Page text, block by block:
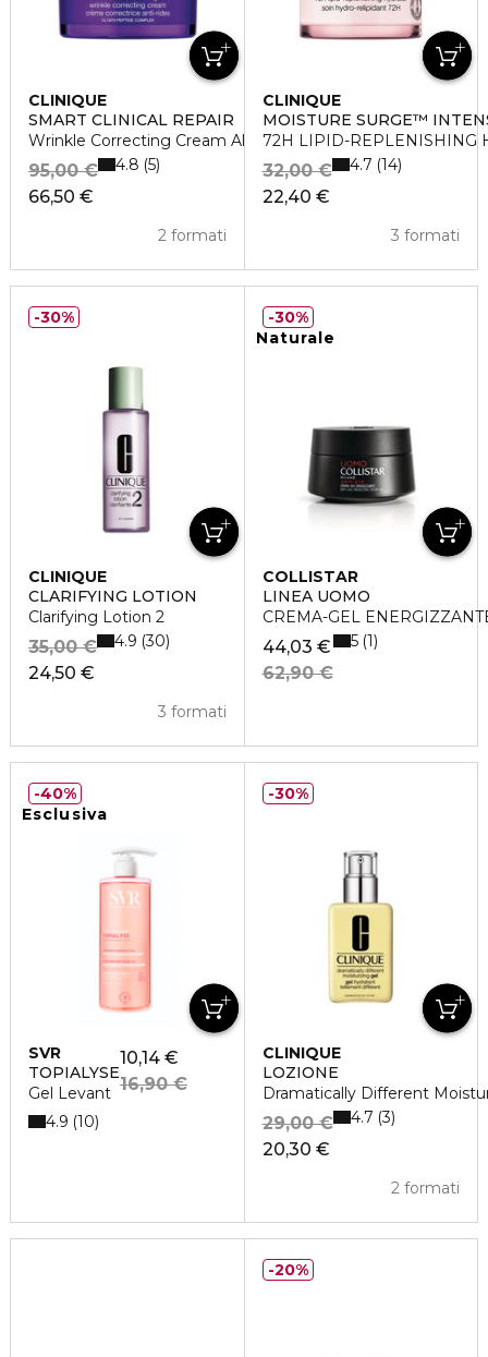
CLINIQUE
SMART CLINICAL REPAIR
Wrinkle Correcting Cream All Skin Types
66,50 €
95,00 €
2 formati
4.8 5
CLINIQUE
MOISTURE SURGE™
72H LIPID-REPLENISHING
22,40 €
32,00 €
3 formati
4.7 14
CLINIQUE
CLARIFYING LOTION
Clarifying Lotion 2
24,50 €
35,00 €
3 formati
4.9 30
30%
Naturale
COLLISTAR
LINEA UOMO
CREMA-GEL
44,03 €
62,90 €
5 1
30%
Esclusiva
SVR
TOPIALYSE
Gel Levant
10,14 €
16,90 €
4.9 10
40%
CLINIQUE
LOZIONE
Dramatically Different
20,30 €
29,00 €
2 formati
4.7 3
30%
20%